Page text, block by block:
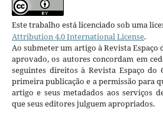
Este trabalho está licenciado sob uma
Attribution 4.0 International License.
Ao submeter um artigo à Revista Espaço
aprovado, os autores concordam em
seguintes direitos à Revista Espaço
primeira publicação e a permissão para
artigo e seus metadados aos serviços
que seus editores julguem apropriados.